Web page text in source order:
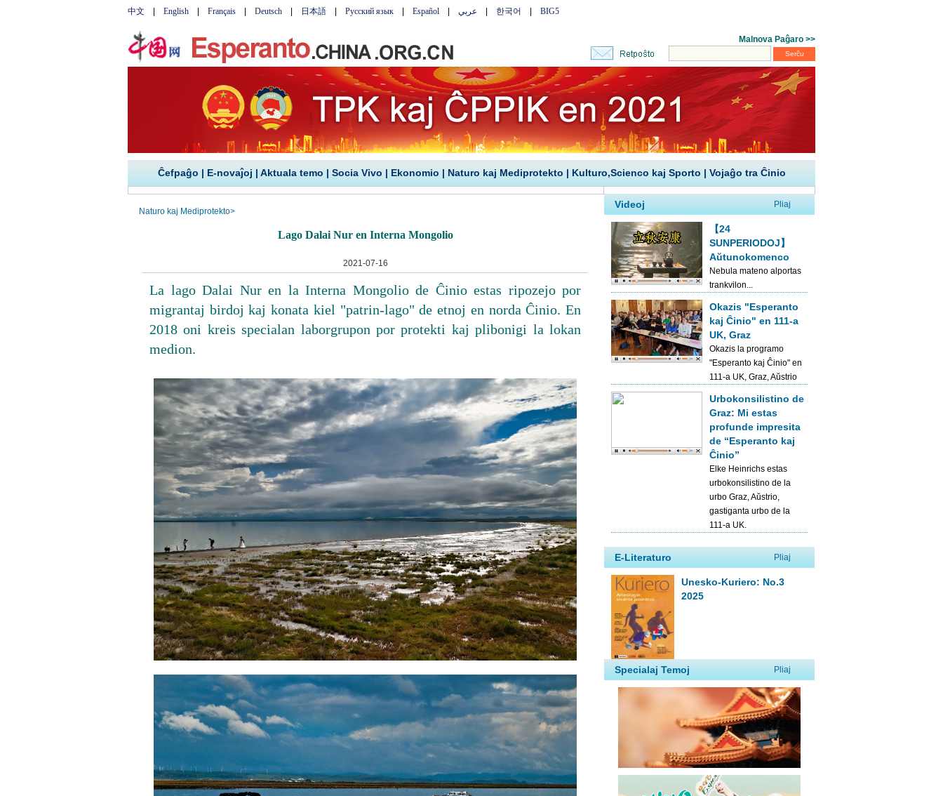
Ĉefpaĝo | E-novaĵoj | Aktuala temo | Socia Vivo | Ekonomio | Naturo kaj Mediprotekto | Kulturo,Scienco kaj Sporto | Vojaĝo tra Ĉinio
Naturo kaj Mediprotekto>
Lago Dalai Nur en Interna Mongolio
2021-07-16
La lago Dalai Nur en la Interna Mongolio de Ĉinio estas ripozejo por
migrantaj birdoj kaj konata kiel "patrin-lago" de etnoj en norda Ĉinio. En
2018 oni kreis specialan laborgrupon por protekti kaj plibonigi la lokan
medion.